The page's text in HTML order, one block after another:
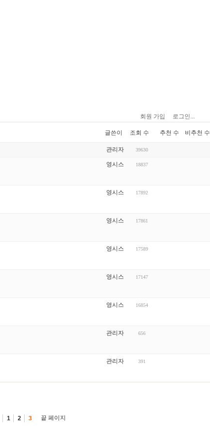
회원 가입 로그인...
글쓴이 조회 수 추천 수 비추천 수
관리자 39630
영시스 18837
영시스 17892
영시스 17861
영시스 17589
영시스 17147
영시스 16854
관리자 656
관리자 391
1 2 3 끝 페이지